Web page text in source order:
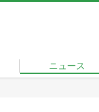
ニュース